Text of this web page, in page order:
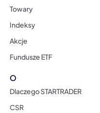
Towary
Indeksy
Akcje
Fundusze ETF
O
Dlaczego STARTRADER
CSR